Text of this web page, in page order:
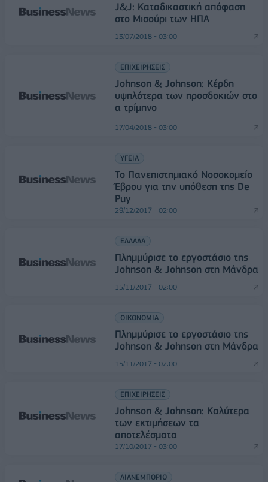
J&J: Καταδικαστική απόφαση
στο Μισούρι των ΗΠΑ
13/07/2018 - 03:00
ΕΠΙΧΕΙΡΗΣΕΙΣ
Johnson & Johnson: Κέρδη
υψηλότερα των προσδοκιών στο
α τρίμηνο
17/04/2018 - 03:00
ΥΓΕΙΑ
Το Πανεπιστημιακό Νοσοκομείο
Έβρου για την υπόθεση της De
Puy
29/12/2017 - 02:00
ΕΛΛΑΔΑ
Πλημμύρισε το εργοστάσιο της
Johnson & Johnson στη Μάνδρα
15/11/2017 - 02:00
ΟΙΚΟΝΟΜΙΑ
Πλημμύρισε το εργοστάσιο της
Johnson & Johnson στη Μάνδρα
15/11/2017 - 02:00
ΕΠΙΧΕΙΡΗΣΕΙΣ
Johnson & Johnson: Καλύτερα
των εκτιμήσεων τα
αποτελέσματα
17/10/2017 - 03:00
ΛΙΑΝΕΜΠΟΡΙΟ